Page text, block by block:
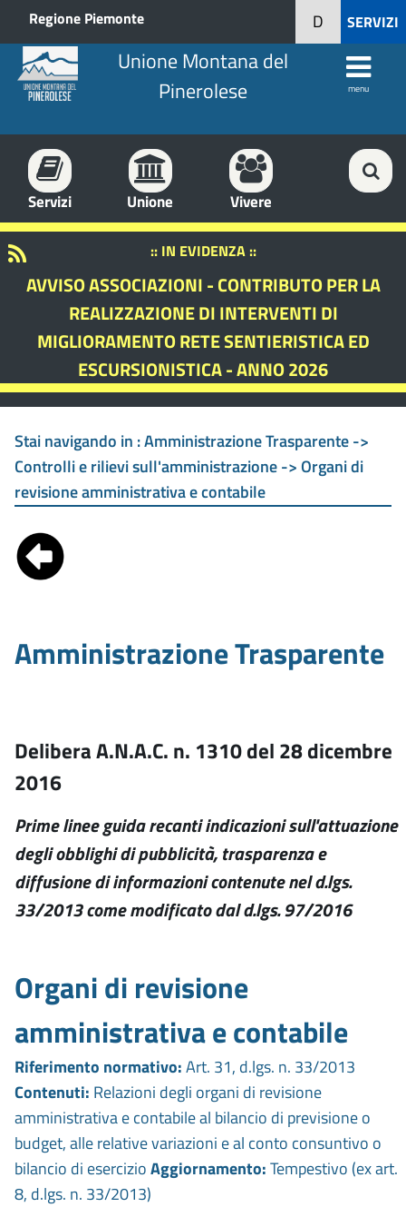
Regione Piemonte SERVIZI
D
Unione Montana del
Pinerolese
menu
Servizi Unione Vivere
:: IN EVIDENZA ::
AVVISO ASSOCIAZIONI - CONTRIBUTO PER LA
REALIZZAZIONE DI INTERVENTI DI
MIGLIORAMENTO RETE SENTIERISTICA ED
ESCURSIONISTICA - ANNO 2026
Stai navigando in :Amministrazione Trasparente ->
Controlli e rilievi sull'amministrazione -> Organi di
revisione amministrativa e contabile
Amministrazione Trasparente
Delibera A.N.A.C. n. 1310 del 28 dicembre
2016
Prime linee guida recanti indicazioni sull'attuazione
degli obblighi di pubblicità, trasparenza e
diffusione di informazioni contenute nel d.lgs.
33/2013 come modificato dal d.lgs. 97/2016
Organi di revisione
amministrativa e contabile
Riferimento normativo:Art. 31, d.lgs. n. 33/2013
Contenuti: Relazioni degli organi di revisione
amministrativa e contabile al bilancio di previsione o
budget, alle relative variazioni e al conto consuntivo o
bilancio di esercizioAggiornamento:Tempestivo (ex art.
8, d.lgs. n. 33/2013)